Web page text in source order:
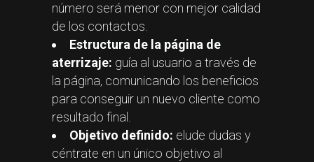
número será menor con mejor calidad
de los contactos.
Estructura de la página de
aterrizaje: guía al usuario a través de
la página, comunicando los beneficios
para conseguir un nuevo cliente como
resultado final.
Objetivo definido: elude dudas y
céntrate en un único objetivo al